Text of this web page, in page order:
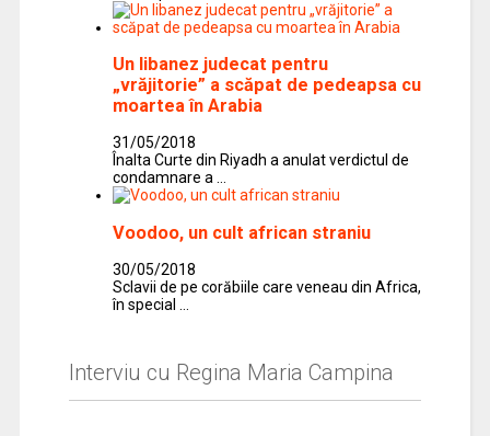
Un libanez judecat pentru
„vrăjitorie” a scăpat de pedeapsa cu
moartea în Arabia
31/05/2018
Înalta Curte din Riyadh a anulat verdictul de
condamnare a …
Voodoo, un cult african straniu
30/05/2018
Sclavii de pe corăbiile care veneau din Africa,
în special …
Interviu cu Regina Maria Campina